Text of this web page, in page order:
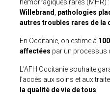
hémorragiques rares (MHR) :
Willebrand
pathologies
autres troubles rares de la
En Occitanie, on estime à
affectées par un processus
L’AFH Occitanie souhaite
l’accès aux soins et aux
la qualité de vie de tous